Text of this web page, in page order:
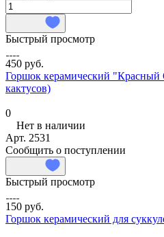
Быстрый просмотр
450 руб.
Горшок керамический "Красный
кактусов)
0
Нет в наличии
Арт. 2531
Сообщить о поступлении
Быстрый просмотр
150 руб.
Горшок керамический для